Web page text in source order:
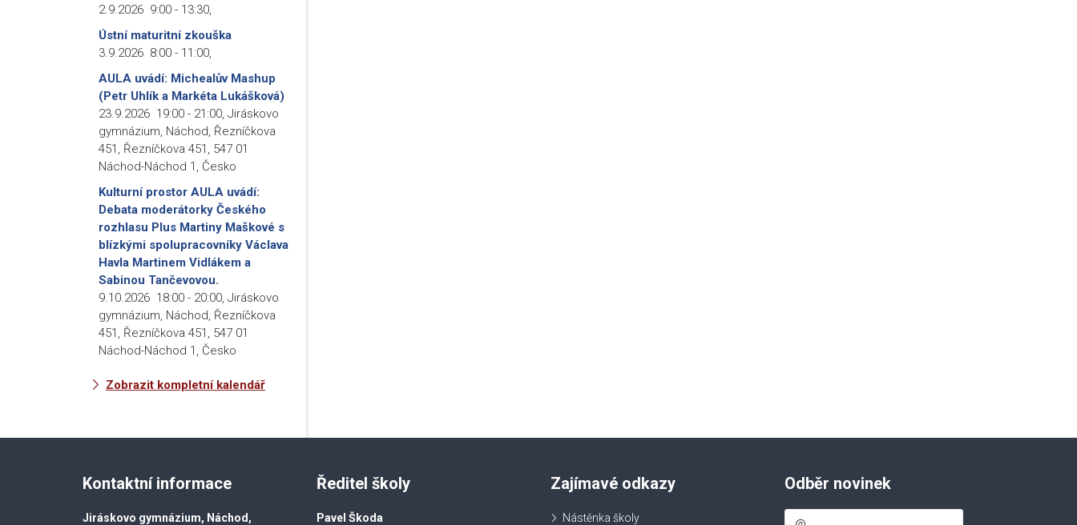
2.9.2026 9:00 - 13:30
Ústní maturitní zkouška
3.9.2026 8:00 - 11:00
AULA uvádí: Michealův Mashup
(Petr Uhlík a Markéta Lukášková)
23.9.2026 19:00 - 21:00 Jiráskovo
gymnázium, Náchod, Řezníčkova
451, Řezníčkova 451, 547 01
Náchod-Náchod 1, Česko
Kulturní prostor AULA uvádí:
Debata moderátorky Českého
rozhlasu Plus Martiny Maškové s
blízkými spolupracovníky Václava
Havla Martinem Vidlákem a
Sabinou Tančevovou.
9.10.2026 18:00 - 20:00 Jiráskovo
gymnázium, Náchod, Řezníčkova
451, Řezníčkova 451, 547 01
Náchod-Náchod 1, Česko
Zobrazit kompletní kalendář
Kontaktní informace
Jiráskovo gymnázium, Náchod,
Ředitel školy
Pavel Škoda
Zajímavé odkazy
Nástěnka školy
Odběr novinek